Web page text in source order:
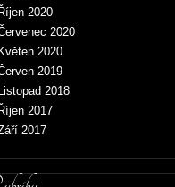
2020
2020
2020
2019
2018
2017
2017